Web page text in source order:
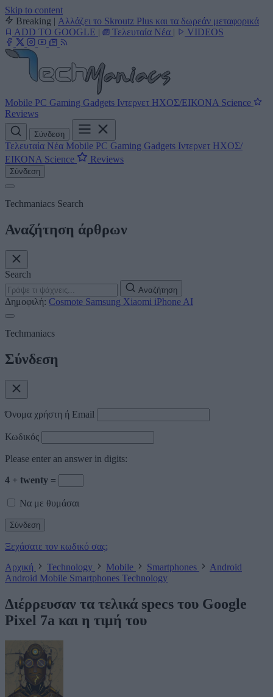
Skip to content
Breaking | Αλλάζει το Skroutz Plus και τα δωρεάν μεταφορικά
ADD TO GOOGLE | Τελευταία Νέα | VIDEOS
Mobile PC Gaming Gadgets Ιντερνετ ΗΧΟΣ/ΕΙΚΟΝΑ Science
Reviews
Σύνδεση
Τελευταία Νέα Mobile PC Gaming Gadgets Ιντερνετ ΗΧΟΣ/
ΕΙΚΟΝΑ Science Reviews
Σύνδεση
Techmaniacs Search
Αναζήτηση άρθρων
Search
Αναζήτηση
Δημοφιλή: Cosmote Samsung Xiaomi iPhone AI
Techmaniacs
Σύνδεση
Όνομα χρήστη ή Email
Κωδικός
Please enter an answer in digits:
4 + twenty =
Να με θυμάσαι
Ξεχάσατε τον κωδικό σας;
Αρχική
Technology Mobile Smartphones
Android
Android Mobile Smartphones Technology
Διέρρευσαν τα τελικά specs του Google
Pixel 7a και η τιμή του